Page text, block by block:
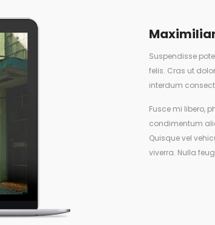
Suspendisse
felis. Cras ut
interdum
Fusce mi libero,
condimentum
Quisque vel
viverra. Nulla